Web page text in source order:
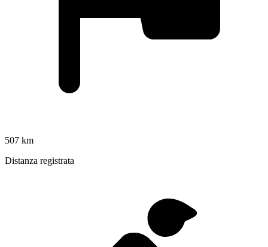
507 km
Distanza registrata